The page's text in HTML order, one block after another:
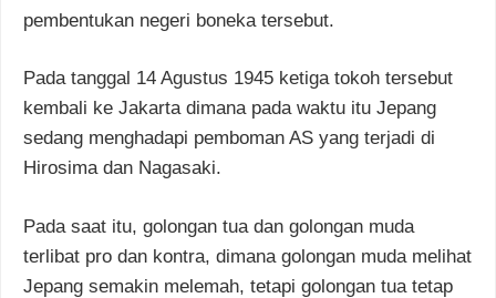
pembentukan negeri boneka tersebut.
Pada tanggal 14 Agustus 1945 ketiga tokoh tersebut
kembali ke Jakarta dimana pada waktu itu Jepang
sedang menghadapi pemboman AS yang terjadi di
Hirosima dan Nagasaki.
Pada saat itu, golongan tua dan golongan muda
terlibat pro dan kontra, dimana golongan muda melihat
Jepang semakin melemah, tetapi golongan tua tetap